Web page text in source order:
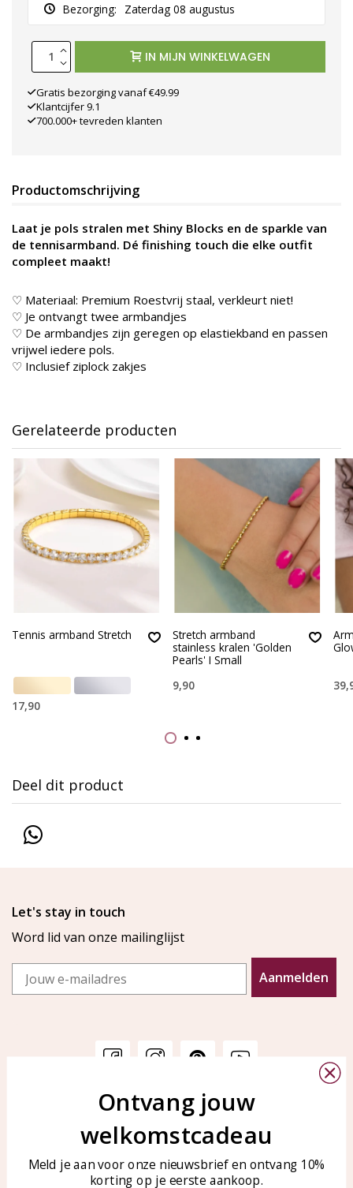
Bezorging: Zaterdag 08 augustus
IN MIJN WINKELWAGEN
Gratis bezorging vanaf €49.99
Klantcijfer 9.1
700.000+ tevreden klanten
Productomschrijving
Laat je pols stralen met Shiny Blocks en de sparkle van
de tennisarmband. Dé finishing touch die elke outfit
compleet maakt!
♡ Materiaal: Premium Roestvrij staal, verkleurt niet!
♡ Je ontvangt twee armbandjes
♡ De armbandjes zijn geregen op elastiekband en passen
vrijwel iedere pols.
♡ Inclusief ziplock zakjes
Gerelateerde producten
Tennis armband Stretch
17,90
Stretch armband
stainless kralen 'Golden
Pearls' I Small
9,90
Deel dit product
Let's stay in touch
Word lid van onze mailinglijst
Email
Aanmelden
Veelgestelde vragen
Sieraden onderhouden
KAYA Sieraden
Bellen of WhatsApp Ma-Vr
tussen 09:00-17:00
Tel: 0850003187
Ontvang jouw
welkomstcadeau
Meld je aan voor onze nieuwsbrief en ontvang 10%
korting op je eerste aankoop.